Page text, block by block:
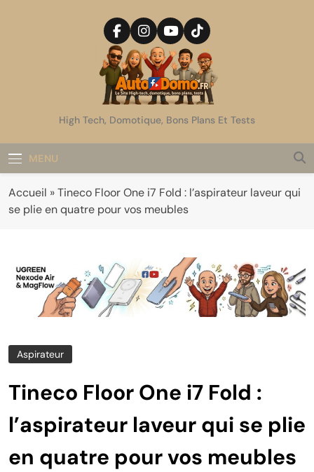
AutoDomo
High Tech, Domotique, Bons Plans Et Tests
MENU
Accueil »Tineco Floor One i7 Fold : l’aspirateur laveur qui
se plie en quatre pour vos meubles
Aspirateur
Tineco Floor One i7 Fold :
l’aspirateur laveur qui se plie
en quatre pour vos meubles